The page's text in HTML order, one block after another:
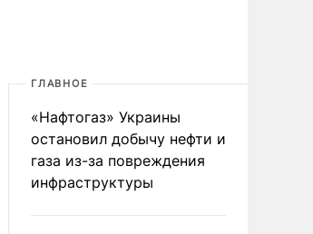
ГЛАВНОЕ
«Нафтогаз» Украины
остановил добычу нефти и
газа из-за повреждения
инфраструктуры